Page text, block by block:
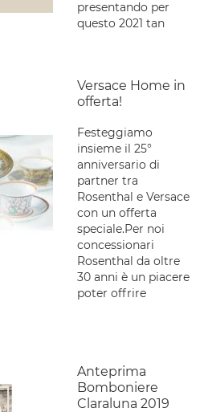
presentando per
questo 2021 tan
Versace Home in
offerta!
Festeggiamo
insieme il 25°
anniversario di
partner tra
Rosenthal e Versace
con un offerta
speciale.Per noi
concessionari
Rosenthal da oltre
30 anni è un piacere
poter offrire
Anteprima
Bomboniere
Claraluna 2019